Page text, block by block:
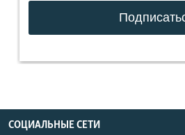
СОЦИАЛЬНЫЕ СЕТИ